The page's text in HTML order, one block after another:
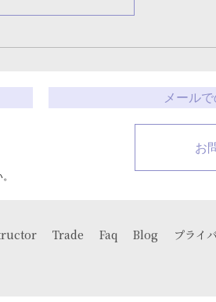
メール
お
Trade Faq Blog プライ